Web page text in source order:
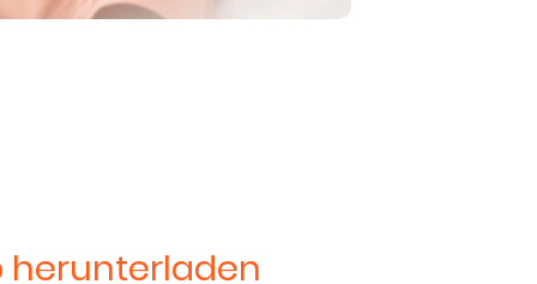
herunterladen